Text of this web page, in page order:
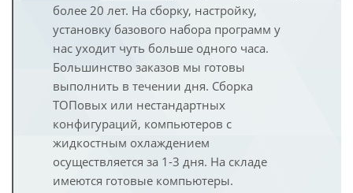
более 20 лет. На сборку, настройку,
установку базового набора программ у
нас уходит чуть больше одного часа.
Большинство заказов мы готовы
выполнить в течении дня. Сборка
ТОПовых или нестандартных
конфигураций, компьютеров с
жидкостным охлаждением
осуществляется за 1-3 дня. На складе
имеются готовые компьютеры.